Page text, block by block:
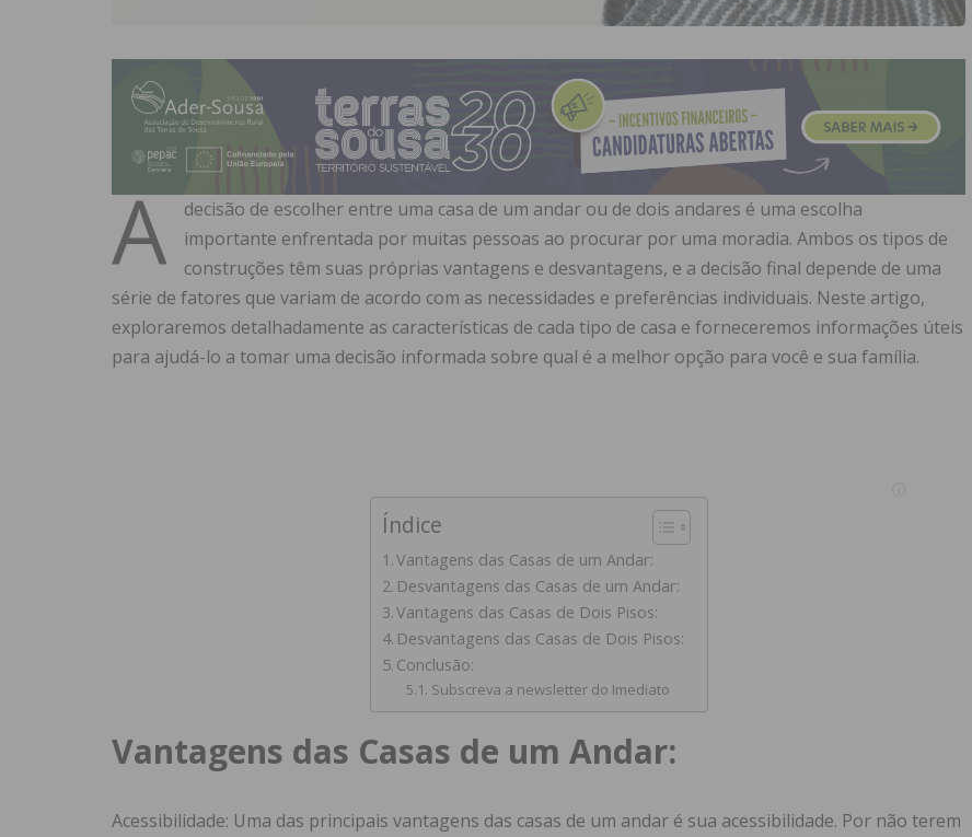
A
decisão de escolher entre uma casa de um andar ou de dois andares é uma escolha
importante enfrentada por muitas pessoas ao procurar por uma moradia. Ambos os tipos de
construções têm suas próprias vantagens e desvantagens, e a decisão final depende de uma
série de fatores que variam de acordo com as necessidades e preferências individuais. Neste artigo,
exploraremos detalhadamente as características de cada tipo de casa e forneceremos informações úteis
para ajudá-lo a tomar uma decisão informada sobre qual é a melhor opção para você e sua família.
Índice
Vantagens das Casas de um Andar:
Desvantagens das Casas de um Andar:
Vantagens das Casas de Dois Pisos:
Desvantagens das Casas de Dois Pisos:
Conclusão:
Subscreva a newsletter do Imediato
Vantagens das Casas de um Andar:
Acessibilidade: Uma das principais vantagens das casas de um andar é sua acessibilidade. Por não terem